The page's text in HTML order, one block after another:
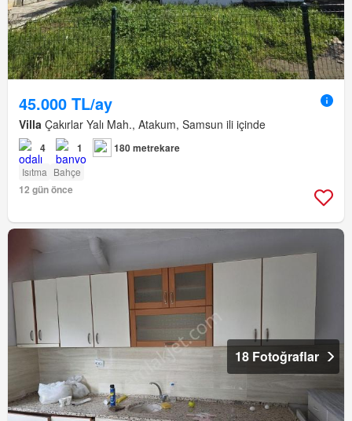
45.000 TL/ay
Villa Çakırlar Yalı Mah., Atakum, Samsun ili içinde
4 1 180 metrekare
Isıtma Bahçe
12 gün önce
18 Fotoğraflar